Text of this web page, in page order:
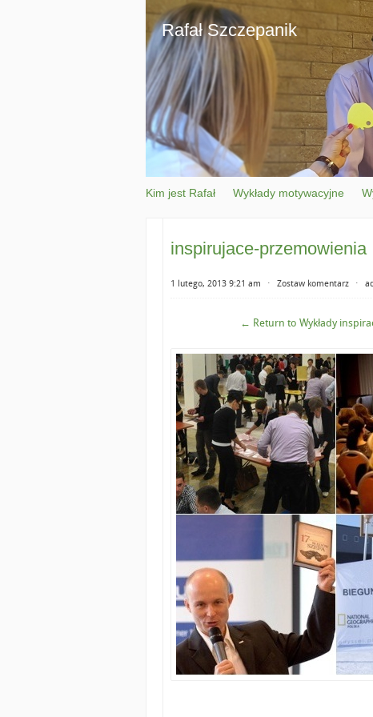
Rafał Szczepanik
Kim jest Rafał Wykłady motywacyjne
inspirujace-przemowienia
1 lutego, 2013 9:21 am ⋅ Zostaw komentarz ⋅
← Return to Wykłady